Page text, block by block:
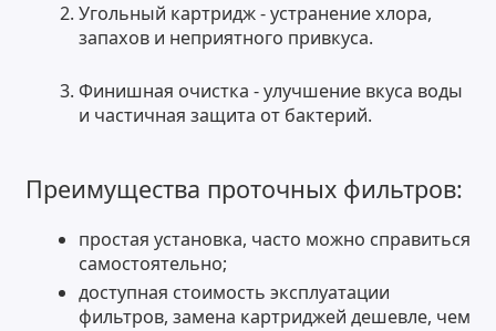
Угольный картридж - устранение хлора,
запахов и неприятного привкуса.
Финишная очистка - улучшение вкуса воды
и частичная защита от бактерий.
Преимущества проточных фильтров:
простая установка, часто можно справиться
самостоятельно;
доступная стоимость эксплуатации
фильтров, замена картриджей дешевле, чем